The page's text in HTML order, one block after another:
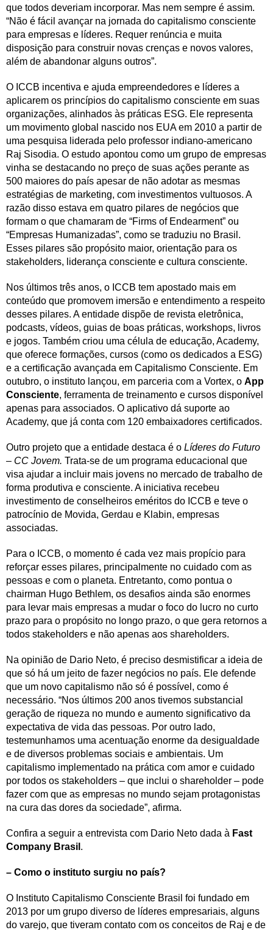
que todos deveriam incorporar. Mas nem sempre é assim.
“Não é fácil avançar na jornada do capitalismo consciente
para empresas e líderes. Requer renúncia e muita
disposição para construir novas crenças e novos valores,
além de abandonar alguns outros”.
O ICCB incentiva e ajuda empreendedores e líderes a
aplicarem os princípios do capitalismo consciente em suas
organizações, alinhados às práticas ESG. Ele representa
um movimento global nascido nos EUA em 2010 a partir de
uma pesquisa liderada pelo professor indiano-americano
Raj Sisodia. O estudo apontou como um grupo de empresas
vinha se destacando no preço de suas ações perante as
500 maiores do país apesar de não adotar as mesmas
estratégias de marketing, com investimentos vultuosos. A
razão disso estava em quatro pilares de negócios que
formam o que chamaram de “Firms of Endearment” ou
“Empresas Humanizadas”, como se traduziu no Brasil.
Esses pilares são propósito maior, orientação para os
stakeholders, liderança consciente e cultura consciente.
Nos últimos três anos, o ICCB tem apostado mais em
conteúdo que promovem imersão e entendimento a respeito
desses pilares. A entidade dispõe de revista eletrônica,
podcasts, vídeos, guias de boas práticas, workshops, livros
e jogos. Também criou uma célula de educação, Academy,
que oferece formações, cursos (como os dedicados a ESG)
e a certificação avançada em Capitalismo Consciente. Em
outubro, o instituto lançou, em parceria com a Vortex, o App
Consciente, ferramenta de treinamento e cursos disponível
apenas para associados. O aplicativo dá suporte ao
Academy, que já conta com 120 embaixadores certificados.
Outro projeto que a entidade destaca é o Líderes do Futuro
– CC Jovem. Trata-se de um programa educacional que
visa ajudar a incluir mais jovens no mercado de trabalho de
forma produtiva e consciente. A iniciativa recebeu
investimento de conselheiros eméritos do ICCB e teve o
patrocínio de Movida, Gerdau e Klabin, empresas
associadas.
Para o ICCB, o momento é cada vez mais propício para
reforçar esses pilares, principalmente no cuidado com as
pessoas e com o planeta. Entretanto, como pontua o
chairman Hugo Bethlem, os desafios ainda são enormes
para levar mais empresas a mudar o foco do lucro no curto
prazo para o propósito no longo prazo, o que gera retornos a
todos stakeholders e não apenas aos shareholders.
Na opinião de Dario Neto, é preciso desmistificar a ideia de
que só há um jeito de fazer negócios no país. Ele defende
que um novo capitalismo não só é possível, como é
necessário. “Nos últimos 200 anos tivemos substancial
geração de riqueza no mundo e aumento significativo da
expectativa de vida das pessoas. Por outro lado,
testemunhamos uma acentuação enorme da desigualdade
e de diversos problemas sociais e ambientais. Um
capitalismo implementado na prática com amor e cuidado
por todos os stakeholders – que inclui o shareholder – pode
fazer com que as empresas no mundo sejam protagonistas
na cura das dores da sociedade”, afirma.
Confira a seguir a entrevista com Dario Neto dada à Fast
Company Brasil .
– Como o instituto surgiu no país?
O Instituto Capitalismo Consciente Brasil foi fundado em
2013 por um grupo diverso de líderes empresariais, alguns
do varejo, que tiveram contato com os conceitos de Raj e de